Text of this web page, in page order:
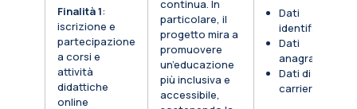
Finalità 1:
iscrizione e
partecipazione
a corsi e
attività
didattiche
online
continua. In
particolare, il
progetto mira a
promuovere
un’educazione
più inclusiva e
accessibile,
Dati
identificativi
Dati
anagrafici
Dati di
carriera